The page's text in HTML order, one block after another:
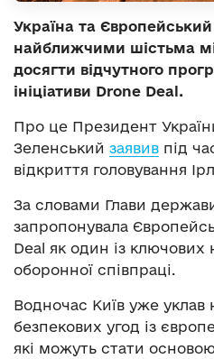
Україна та
найближчими шістьма
досягти відчутного
ініціативи Drone Deal.
Про це Президент
Зеленський заявив під
відкриття головування
За словами Глави
запропонувала
Deal як один із ключових
оборонної співпраці.
Водночас Київ уже уклав
безпекових угод із
які можуть стати